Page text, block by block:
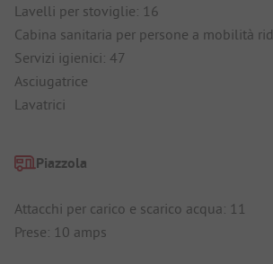
Lavelli per stoviglie: 16
Cabina sanitaria per persone a mobilità
Servizi igienici: 47
Asciugatrice
Lavatrici
Piazzola
Attacchi per carico e scarico acqua: 11
Prese: 10 amps